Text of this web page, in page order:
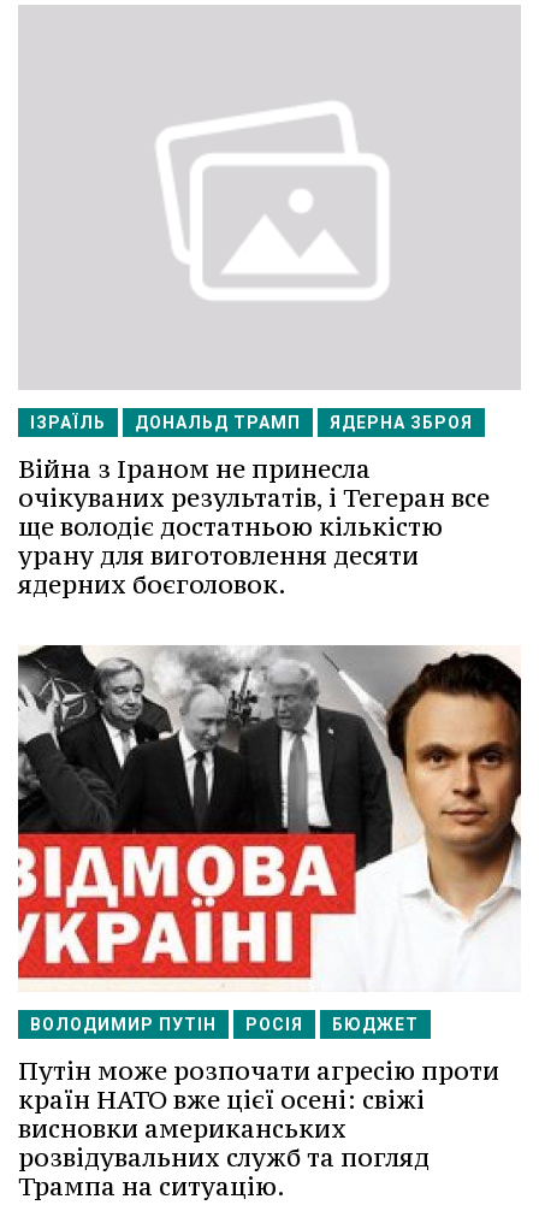
ІЗРАЇЛЬ ДОНАЛЬД ТРАМП ЯДЕРНА ЗБРОЯ
Війна з Іраном не принесла
очікуваних результатів, і Тегеран все
ще володіє достатньою кількістю
урану для виготовлення десяти
ядерних боєголовок.
ВОЛОДИМИР ПУТІН РОСІЯ БЮДЖЕТ
Путін може розпочати агресію проти
країн НАТО вже цієї осені: свіжі
висновки американських
розвідувальних служб та погляд
Трампа на ситуацію.